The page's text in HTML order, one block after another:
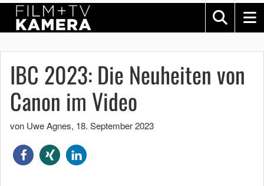
IBC 2023: Die Neuheiten von
Canon im Video
von Uwe Agnes, 18. September 2023